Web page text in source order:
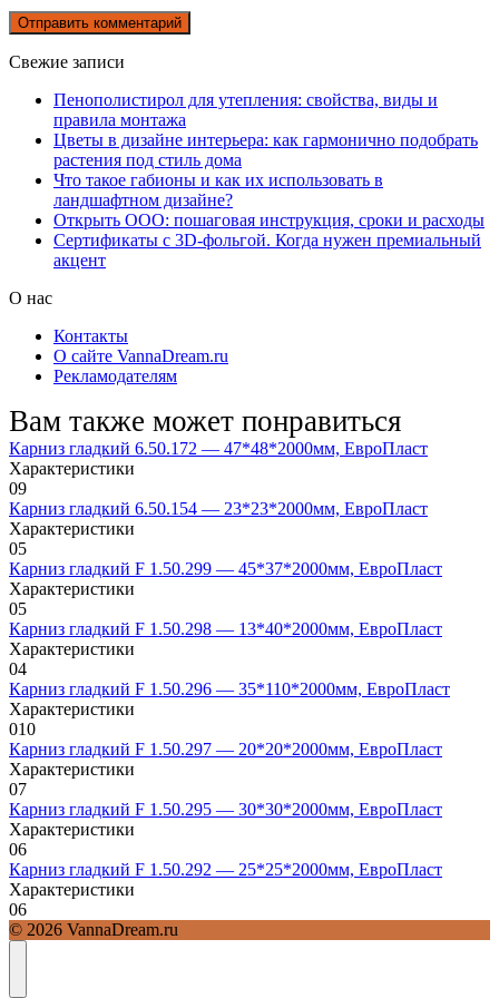
Свежие записи
Пенополистирол для утепления: свойства, виды и
правила монтажа
Цветы в дизайне интерьера: как гармонично подобрать
растения под стиль дома
Что такое габионы и как их использовать в
ландшафтном дизайне?
Открыть ООО: пошаговая инструкция, сроки и расходы
Сертификаты с 3D-фольгой. Когда нужен премиальный
акцент
О нас
Контакты
О сайте VannaDream.ru
Рекламодателям
Вам также может понравиться
Карниз гладкий 6.50.172 — 47*48*2000мм, ЕвроПласт
Характеристики
09
Карниз гладкий 6.50.154 — 23*23*2000мм, ЕвроПласт
Характеристики
05
Карниз гладкий F 1.50.299 — 45*37*2000мм, ЕвроПласт
Характеристики
05
Карниз гладкий F 1.50.298 — 13*40*2000мм, ЕвроПласт
Характеристики
04
Карниз гладкий F 1.50.296 — 35*110*2000мм, ЕвроПласт
Характеристики
010
Карниз гладкий F 1.50.297 — 20*20*2000мм, ЕвроПласт
Характеристики
07
Карниз гладкий F 1.50.295 — 30*30*2000мм, ЕвроПласт
Характеристики
06
Карниз гладкий F 1.50.292 — 25*25*2000мм, ЕвроПласт
Характеристики
06
© 2026 VannaDream.ru